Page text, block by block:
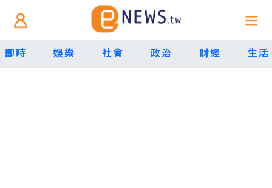
即時 娛樂 社會 政治 財經 生活